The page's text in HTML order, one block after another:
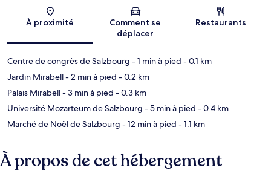
Carte
À proximité
Comment se
déplacer
Restaurants
Centre de congrès de Salzbourg - 1 min à pied - 0.1 km
Jardin Mirabell- 2 min à pied - 0.2 km
Palais Mirabell- 3 min à pied - 0.3 km
Université Mozarteum de Salzbourg - 5 min à pied - 0.4 km
Marché de Noël de Salzbourg - 12 min à pied - 1.1 km
À propos de cet hébergement